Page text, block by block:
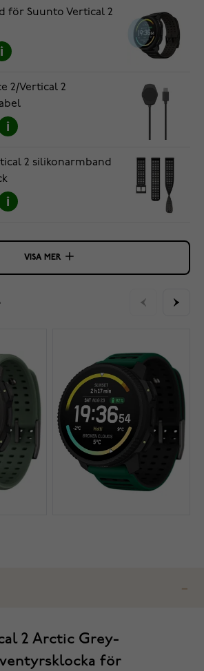
för Suunto Vertical 2
2/Vertical 2
2 silikonarmband
VISA MER
2 Arctic Grey-
för